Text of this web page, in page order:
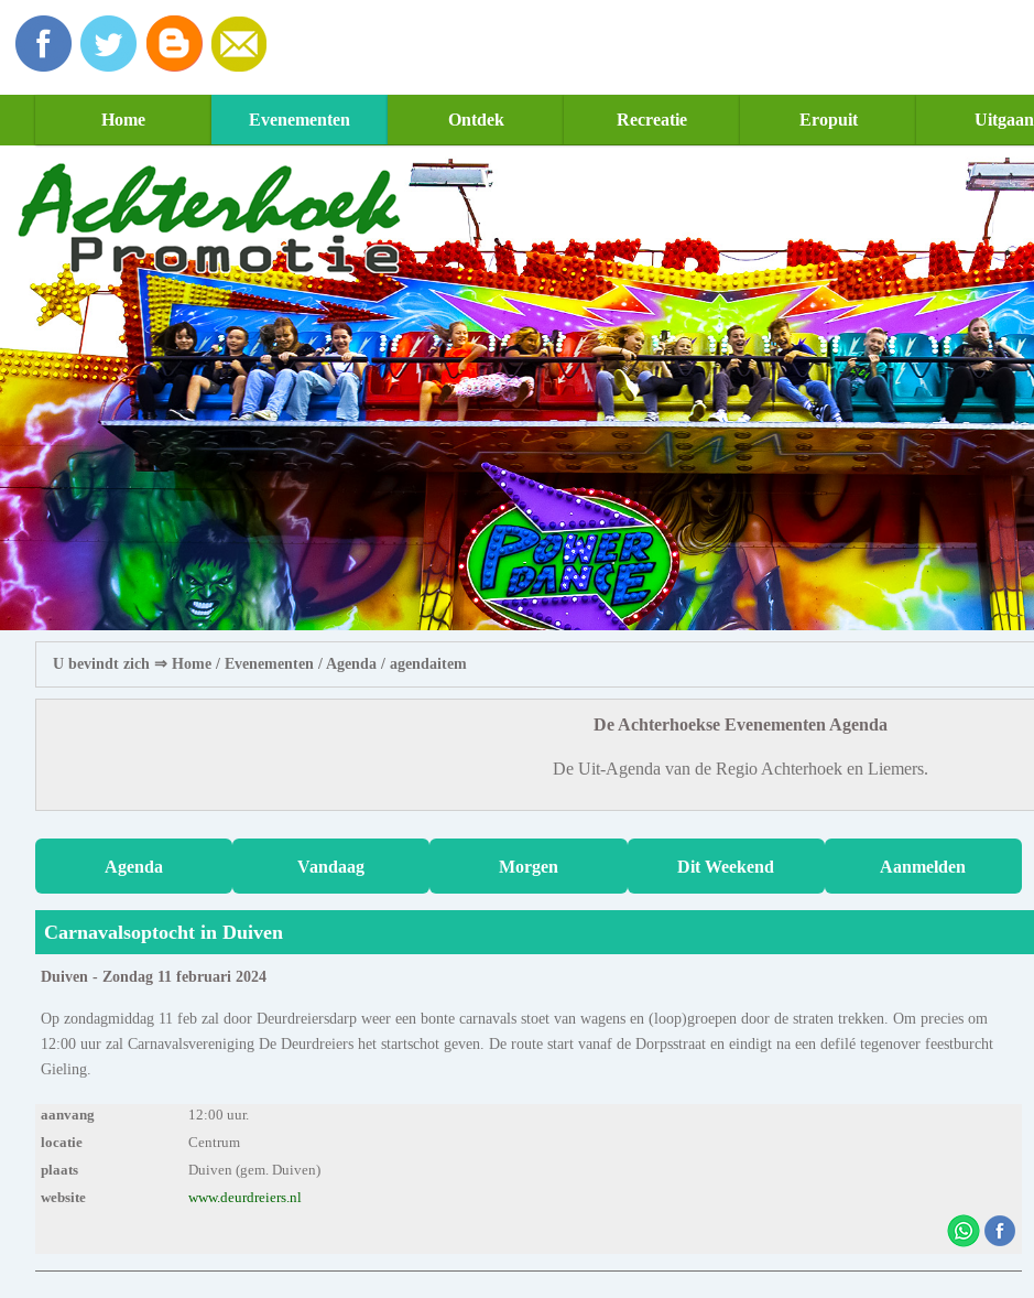
Home Evenementen Ontdek Recreatie Eropuit Uitgaan
U bevindt zich ⇒ Home / Evenementen / Agenda / agendaitem
De Achterhoekse Evenementen Agenda
De Uit-Agenda van de Regio Achterhoek en Liemers.
Agenda Vandaag Morgen Dit Weekend Aanmelden
Carnavalsoptocht in Duiven
Duiven - Zondag 11 februari 2024
Op zondagmiddag 11 feb zal door Deurdreiersdarp weer een bonte carnavals stoet van wagens en (loop)groepen door de straten trekken. Om precies om
12:00 uur zal Carnavalsvereniging De Deurdreiers het startschot geven. De route start vanaf de Dorpsstraat en eindigt na een defilé tegenover feestburcht
Gieling.
aanvang
12:00 uur.
locatie
Centrum
plaats
Duiven (gem. Duiven)
website
www.deurdreiers.nl